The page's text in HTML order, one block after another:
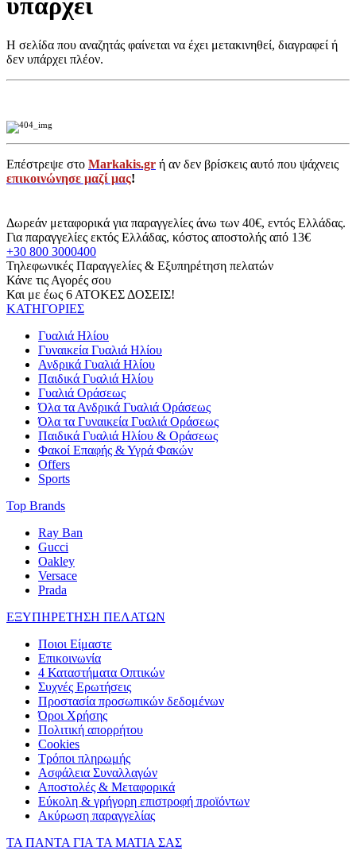
υπάρχει
Η σελίδα που αναζητάς φαίνεται να έχει μετακινηθεί, διαγραφεί ή
δεν υπάρχει πλέον.
Επέστρεψε στο Markakis.gr ή αν δεν βρίσκεις αυτό που ψάχνεις
επικοινώνησε μαζί μας!
Δωρεάν μεταφορικά για παραγγελίες άνω των 40€, εντός Ελλάδας.
Για παραγγελίες εκτός Ελλάδας, κόστος αποστολής από 13€
+30 800 3000400
Τηλεφωνικές Παραγγελίες & Εξυπηρέτηση πελατών
Κάνε τις Αγορές σου
Και με έως 6 ΑΤΟΚΕΣ ΔΟΣΕΙΣ!
ΚΑΤΗΓΟΡΙΕΣ
Γυαλιά Ηλίου
Γυναικεία Γυαλιά Ηλίου
Ανδρικά Γυαλιά Ηλίου
Παιδικά Γυαλιά Ηλίου
Γυαλιά Οράσεως
Όλα τα Ανδρικά Γυαλιά Οράσεως
Όλα τα Γυναικεία Γυαλιά Οράσεως
Παιδικά Γυαλιά Ηλίου & Οράσεως
Φακοί Επαφής & Υγρά Φακών
Offers
Sports
Top Brands
Ray Ban
Gucci
Oakley
Versace
Prada
ΕΞΥΠΗΡΕΤΗΣΗ ΠΕΛΑΤΩΝ
Ποιοι Είμαστε
Επικοινωνία
4 Καταστήματα Οπτικών
Συχνές Ερωτήσεις
Προστασία προσωπικών δεδομένων
Όροι Χρήσης
Πολιτική απορρήτου
Cookies
Τρόποι πληρωμής
Ασφάλεια Συναλλαγών
Αποστολές & Μεταφορικά
Εύκολη & γρήγορη επιστροφή προϊόντων
Ακύρωση παραγγελίας
ΤΑ ΠΑΝΤΑ ΓΙΑ ΤΑ ΜΑΤΙΑ ΣΑΣ